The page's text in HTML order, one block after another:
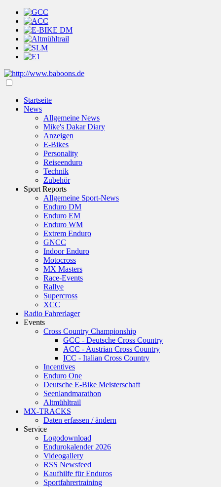
Startseite
News
Allgemeine News
Mike's Dakar Diary
Anzeigen
E-Bikes
Personality
Reiseenduro
Technik
Zubehör
Sport Reports
Allgemeine Sport-News
Enduro DM
Enduro EM
Enduro WM
Extrem Enduro
GNCC
Indoor Enduro
Motocross
MX Masters
Race-Events
Rallye
Supercross
XCC
Radio Fahrerlager
Events
Cross Country Championship
GCC - Deutsche Cross Country
ACC - Austrian Cross Country
ICC - Italian Cross Country
Incentives
Enduro One
Deutsche E-Bike Meisterschaft
Seenlandmarathon
Altmühltrail
MX-TRACKS
Daten erfassen / ändern
Service
Logodownload
Endurokalender 2026
Videogallery
RSS Newsfeed
Kaufhilfe für Enduros
Sportfahrertraining